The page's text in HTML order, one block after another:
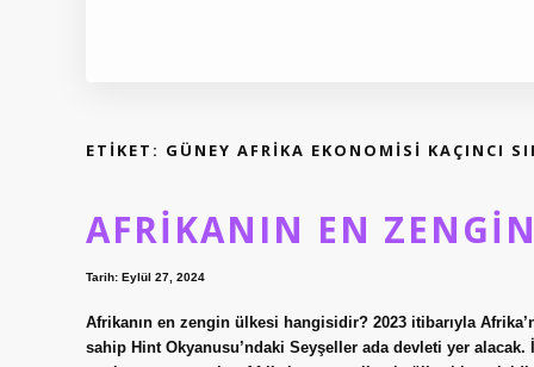
ETIKET: GÜNEY AFRIKA EKONOMISI KAÇINCI
AFRIKANIN EN
Tarih: Eylül 27, 2024
Afrikanın en zengin ülkesi hangisidir? 2023 itibarıyla
sahip Hint Okyanusu’ndaki Seyşeller ada devleti yer